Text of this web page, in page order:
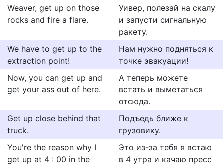
Weaver, get up on those
rocks and fire a flare.
Уивер, полезай на скалу
и запусти сигнальную
ракету.
We have to get up to the
extraction point!
Нам нужно подняться к
точке эвакуации!
Now, you can get up and
get your ass out of here.
А теперь можете
встать и выметаться
отсюда.
Get up close behind that
truck.
Подъедь ближе к
грузовику.
You're the reason why I
get up at 4 : 00 in the
Это из-за тебя я встаю
в 4 утра и качаю пресс